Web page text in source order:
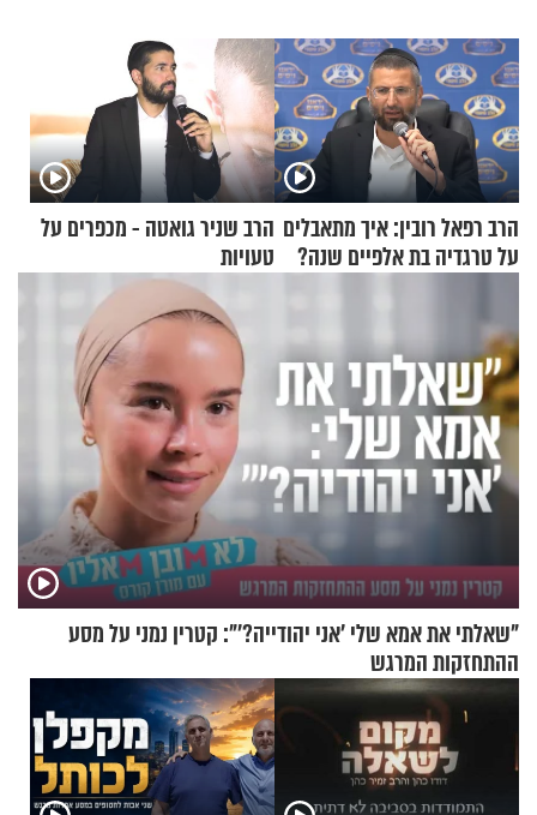
הרב רפאל רובין: איך מתאבלים
על טרגדיה בת אלפיים שנה?
הרב שניר גואטה - מכפרים על
טעויות
"שאלתי את אמא שלי 'אני יהודייה?'": קטרין נמני על מסע
ההתחזקות המרגש